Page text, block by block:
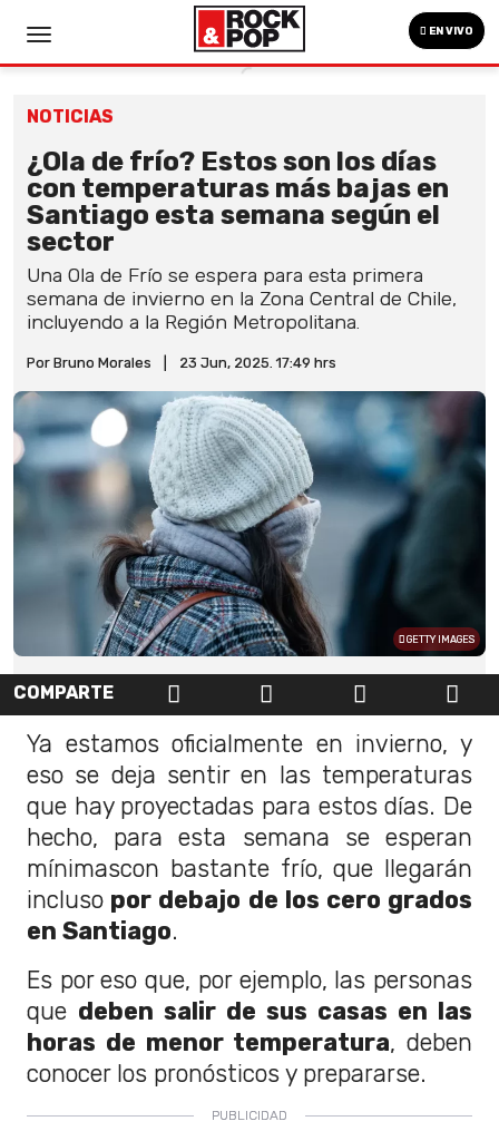
EN VIVO
NOTICIAS
¿Ola de frío? Estos son los días
con temperaturas más bajas en
Santiago esta semana según el
sector
Una Ola de Frío se espera para esta primera
semana de invierno en la Zona Central de Chile,
incluyendo a la Región Metropolitana.
Por Bruno Morales 23 Jun, 2025. 17:49 hrs
GETTY IMAGES
COMPARTE
Ya estamos oficialmente en invierno, y
eso se deja sentir en las temperaturas
que hay proyectadas para estos días. De
hecho, para esta semana se esperan
mínimascon bastante frío, que llegarán
incluso por debajo de los cero grados
en Santiago.
Es por eso que, por ejemplo, las personas
que deben salir de sus casas en las
horas de menor temperatura, deben
conocer los pronósticos y prepararse.